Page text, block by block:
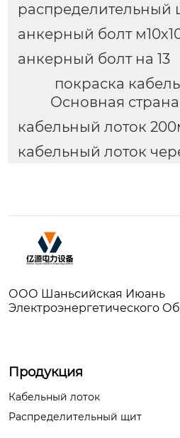
распределительный
анкерный болт
анкерный болт на 13
покраска
Основная
кабельный лоток
кабельный лоток
ООО Шаньсийская Июань
Электроэнергетического
Продукция
Кабельный лоток
Распределительный щит